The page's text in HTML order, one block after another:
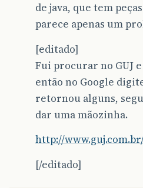
de java, que tem
parece apenas um
[editado]
Fui procurar no GUJ
então no Google
retornou alguns,
dar uma mãozinha.
http://
[/editado]